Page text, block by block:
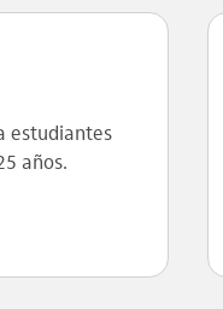
estudiantes
años.